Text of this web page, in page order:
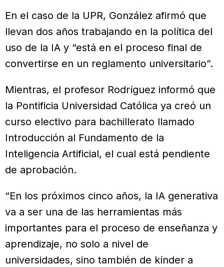
En el caso de la UPR, González afirmó que
llevan dos años trabajando en la política del
uso de la IA y “está en el proceso final de
convertirse en un reglamento universitario”.
Mientras, el profesor Rodríguez informó que
la Pontificia Universidad Católica ya creó un
curso electivo para bachillerato llamado
Introducción al Fundamento de la
Inteligencia Artificial, el cual está pendiente
de aprobación.
“En los próximos cinco años, la IA generativa
va a ser una de las herramientas más
importantes para el proceso de enseñanza y
aprendizaje, no solo a nivel de
universidades, sino también de kínder a